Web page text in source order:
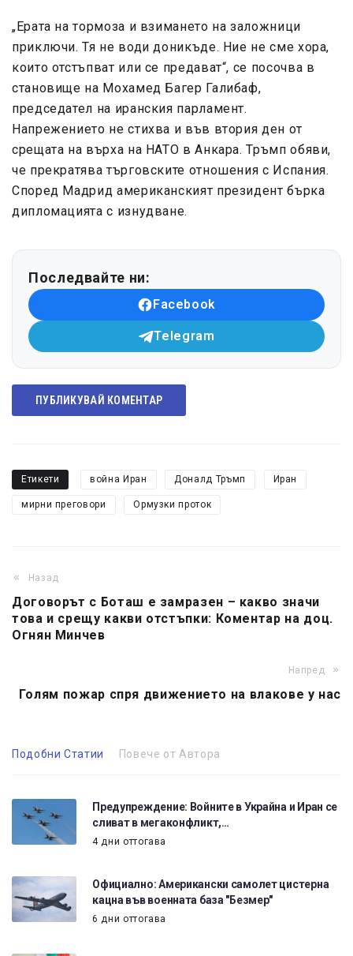
„Ерата на тормоза и взимането на заложници
приключи. Тя не води доникъде. Ние не сме хора,
които отстъпват или се предават“, се посочва в
становище на Мохамед Багер Галибаф,
председател на иранския парламент.
Напрежението не стихва и във втория ден от
срещата на върха на НАТО в Анкара. Тръмп обяви,
че прекратява търговските отношения с Испания.
Според Мадрид американският президент бърка
дипломацията с изнудване.
Последвайте ни:
Facebook
Telegram
ПУБЛИКУВАЙ КОМЕНТАР
Етикети война Иран Доналд Тръмп Иран
мирни преговори Ормузки проток
Назад
Договорът с Боташ е замразен – какво значи
това и срещу какви отстъпки: Коментар на доц.
Огнян Минчев
Напред
Голям пожар спря движението на влакове у нас
Подобни Статии Повече от Автора
Предупреждение: Войните в Украйна и Иран се
сливат в мегаконфликт,…
4 дни оттогава
Официално: Американски самолет цистерна
кацна във военната база "Безмер"
6 дни оттогава